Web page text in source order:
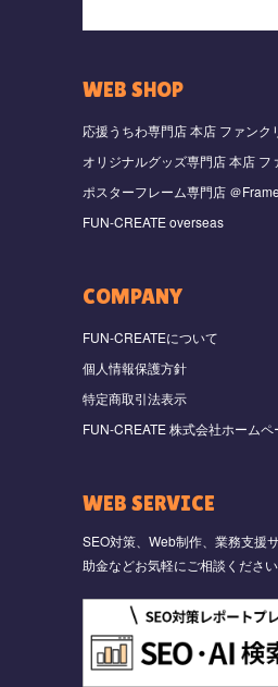
WEB SHOP
応援うちわ専門店 本店 ファンク
オリジナルグッズ専門店 本店 フ
ポスターフレーム専門店 ＠Frame
FUN-CREATE overseas
COMPANY
FUN-CREATEについて
個人情報保護方針
特定商取引法表示
FUN-CREATE 株式会社ホームペ
WEB SERVICE
SEO対策、Web制作、業務支援
助金などお気軽にご相談ください